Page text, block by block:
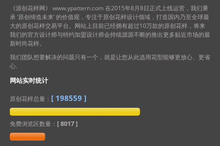
《源创花样网》 www.ypattern.com 在2015年8月8日正式上线运营，我们秉
承 ‘原创缔造未来’ 的价值观，专注于原创花样设计领域，打造国内乃至全球最
大的原创花样交易平台。网站上目前已经拥有超过10万款的原创花样，将来
我们的官方设计师与特约加盟设计师会持续源源不断的推出更多贴近市场的最
新时尚花样。
我们团队想要解决的问题只有一个，就是让您从此选用花型能够更放心、更省
心.
网站实时统计
原创花样总量： [ 198559 ]
免费浏览区数量： [ 8017 ]